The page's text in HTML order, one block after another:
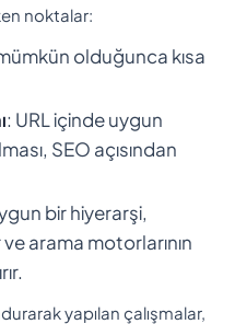
noktalar:
olduğunca kısa
: URL içinde uygun
SEO açısından
bir hiyerarşi,
ve arama motorlarının
yapılan çalışmalar,